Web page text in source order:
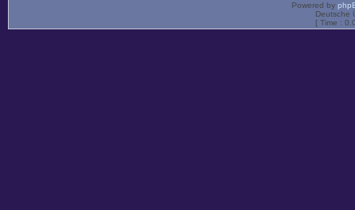
Powered by
Deutsche
[ Time :